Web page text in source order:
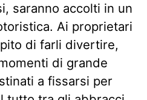
saranno accolti in un
Ai proprietari
di farli divertire,
di grande
a fissarsi per